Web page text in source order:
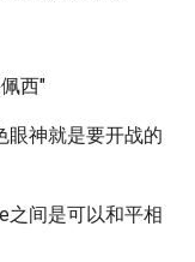
西"
眼神就是要开战的
之间是可以和平相